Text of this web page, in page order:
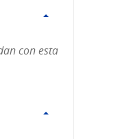
con esta